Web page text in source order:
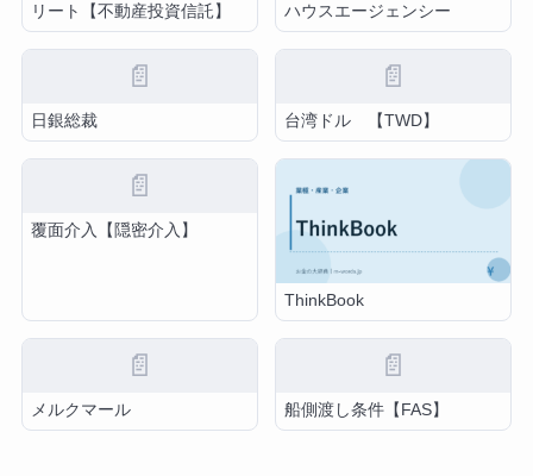
リート【不動産投資信託】 ハウスエージェンシー
📄
日銀総裁
📄
台湾ドル 【TWD】
📄
覆面介入【隠密介入】
ThinkBook
📄
メルクマール
📄
船側渡し条件【FAS】